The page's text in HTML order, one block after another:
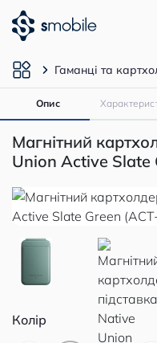
Гаманці та
Опис
Магнітний
Union Active Slate
Колір